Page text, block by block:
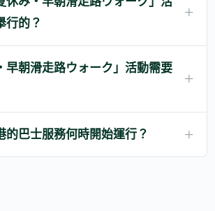
行的？
早朝滑走路ウォーク」活動需要
的巴士服務何時開始運行？